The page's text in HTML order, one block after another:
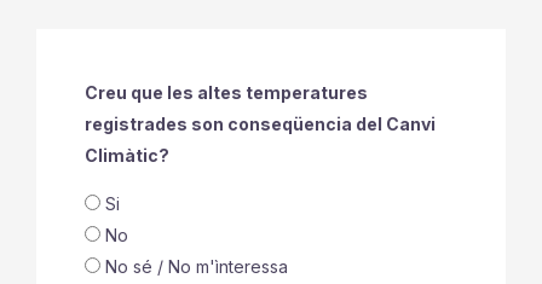
Creu que les altes temperatures
registrades son conseqüencia del Canvi
Climàtic?
Si
No
No sé / No m'ìnteressa